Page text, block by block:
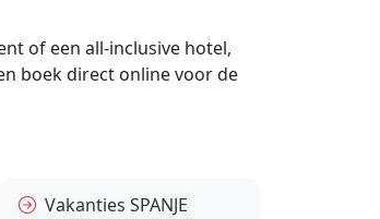
of een all-inclusive hotel,
boek direct online voor de
Vakanties SPANJE